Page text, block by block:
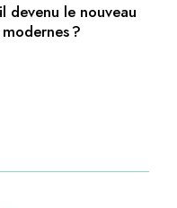
devenu le nouveau
?